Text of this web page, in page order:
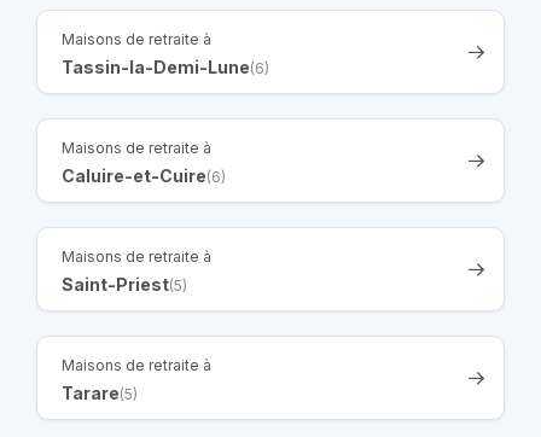
Maisons de retraite à
Tassin-la-Demi-Lune(6)
Maisons de retraite à
Caluire-et-Cuire(6)
Maisons de retraite à
Saint-Priest(5)
Maisons de retraite à
Tarare(5)